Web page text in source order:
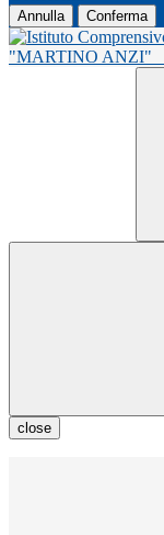
Annulla Conferma
"MARTINO ANZI"
close